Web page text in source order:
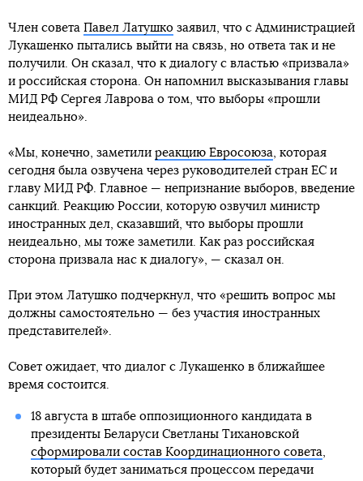
Член совета Павел Латушко заявил, что с Администрацией
Лукашенко пытались выйти на связь, но ответа так и не
получили. Он сказал, что к диалогу с властью «призвала»
и российская сторона. Он напомнил высказывания главы
МИД РФ Сергея Лаврова о том, что выборы «прошли
неидеально».
«Мы, конечно, заметили реакцию Евросоюза, которая
сегодня была озвучена через руководителей стран ЕС и
главу МИД РФ. Главное — непризнание выборов, введение
санкций. Реакцию России, которую озвучил министр
иностранных дел, сказавший, что выборы прошли
неидеально, мы тоже заметили. Как раз российская
сторона призвала нас к диалогу», — сказал он.
При этом Латушко подчеркнул, что «решить вопрос мы
должны самостоятельно — без участия иностранных
представителей».
Совет ожидает, что диалог с Лукашенко в ближайшее
время состоится.
18 августа в штабе оппозиционного кандидата в
президенты Беларуси Светланы Тихановской
сформировали состав Координационного совета,
который будет заниматься процессом передачи